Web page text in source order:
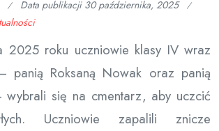
Data publikacji 30 października, 2025
2025 roku uczniowie klasy IV wraz
panią Roksaną Nowak oraz panią
wybrali się na cmentarz, aby uczcić
Uczniowie zapalili znicze